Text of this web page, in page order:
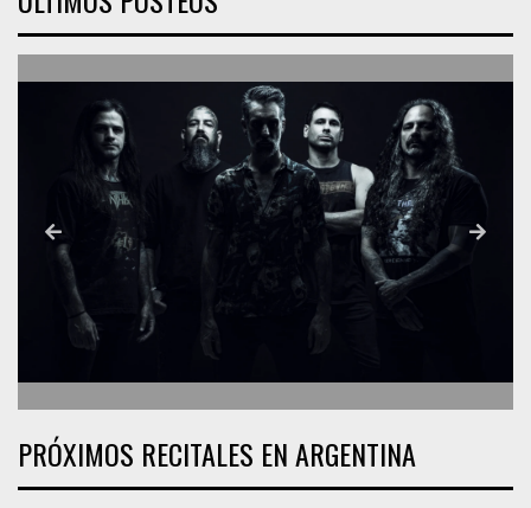
PRÓXIMOS RECITALES EN ARGENTINA